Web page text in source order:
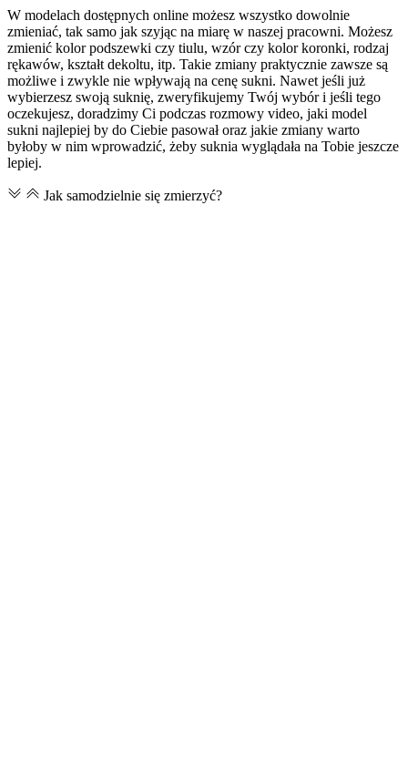
W modelach dostępnych online możesz wszystko dowolnie
zmieniać, tak samo jak szyjąc na miarę w naszej pracowni. Możesz
zmienić kolor podszewki czy tiulu, wzór czy kolor koronki, rodzaj
rękawów, kształt dekoltu, itp. Takie zmiany praktycznie zawsze są
możliwe i zwykle nie wpływają na cenę sukni. Nawet jeśli już
wybierzesz swoją suknię, zweryfikujemy Twój wybór i jeśli tego
oczekujesz, doradzimy Ci podczas rozmowy video, jaki model
sukni najlepiej by do Ciebie pasował oraz jakie zmiany warto
byłoby w nim wprowadzić, żeby suknia wyglądała na Tobie jeszcze
lepiej.
Jak samodzielnie się zmierzyć?